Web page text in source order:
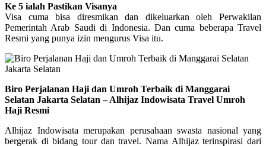
Ke 5 ialah Pastikan Visanya
Visa cuma bisa diresmikan dan dikeluarkan oleh Perwakilan
Pemerintah Arab Saudi di Indonesia. Dan cuma beberapa Travel
Resmi yang punya izin mengurus Visa itu.
Biro Perjalanan Haji dan Umroh Terbaik di Manggarai
Selatan Jakarta Selatan – Alhijaz Indowisata Travel Umroh
Haji Resmi
Alhijaz Indowisata merupakan perusahaan swasta nasional yang
bergerak di bidang tour dan travel. Nama Alhijaz terinspirasi dari